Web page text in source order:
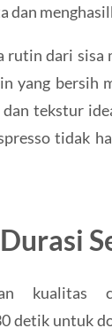
dan
rutin dari sisa
yang bersih
tekstur
tidak
kualitas
detik untuk